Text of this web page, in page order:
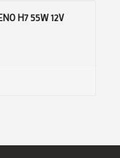
H7 55W 12V